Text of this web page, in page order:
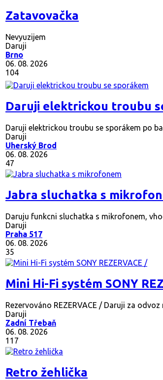
Zatavovačka
Nevyuzijem
Daruji
Brno
06. 08. 2026
104
Daruji elektrickou troubu
Daruji elektrickou troubu se sporákem po
Daruji
Uherský Brod
06. 08. 2026
47
Jabra sluchatka s
Daruju funkcni sluchatka s mikrofonem,
Daruji
Praha 517
06. 08. 2026
35
Mini Hi-Fi systém SONY
Rezervováno REZERVACE / Daruji za
Daruji
Zadní Třebaň
06. 08. 2026
117
Retro žehlička